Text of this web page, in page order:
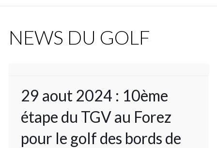
NEWS DU GOLF
29 aout 2024 : 10ème
étape du TGV au Forez
pour le golf des bords de